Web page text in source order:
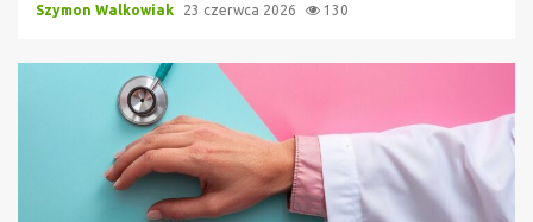
Szymon Walkowiak 23 czerwca 2026 130